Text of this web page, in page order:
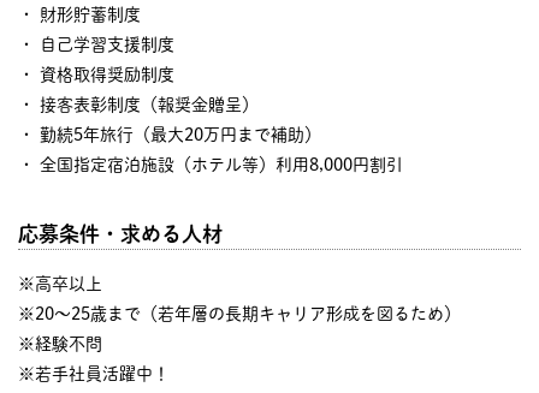
・ 財形貯蓄制度
・ 自己学習支援制度
・ 資格取得奨励制度
・ 接客表彰制度（報奨金贈呈）
・ 勤続5年旅行（最大20万円まで補助）
・ 全国指定宿泊施設（ホテル等）利用8,000円割引
応募条件・求める人材
※高卒以上
※20～25歳まで（若年層の長期キャリア形成を図るため）
※経験不問
※若手社員活躍中！